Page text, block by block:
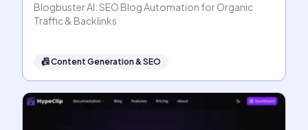
Blogbuster AI: SEO Blog Automation for Organic
Traffic & Backlinks
📠Content Generation & SEO